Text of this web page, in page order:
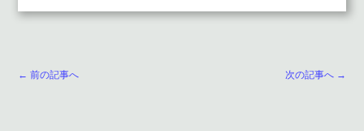
← 前の記事へ 次の記事へ →